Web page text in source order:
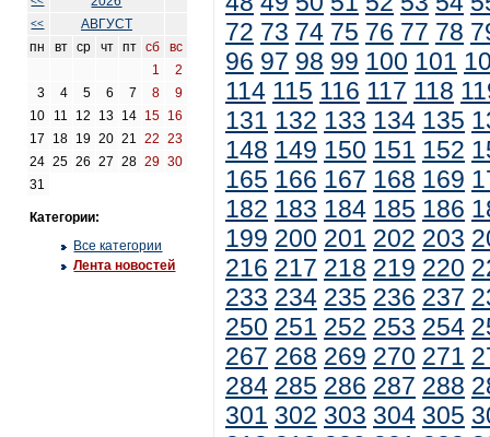
<<
АВГУСТ
пн
вт ср чт пт сб
вс
1
2
3
4 5 6 7 8
9
10
11 12 13 14 15 16
17
18 19 20 21 22
23
24 25 26 27 28 29 30
31
Категории:
Все категории
Лента новостей
72 73 74 75 76 77 78
96 97 98 99 100 101
114 115 116 117 118
131 132 133 134 135
148 149 150 151 152
165 166 167 168 169
182 183 184 185 186
199 200 201 202 203
216 217 218 219 220
233 234 235 236 237
250 251 252 253 254
267 268 269 270 271
284 285 286 287 288
301 302 303 304 305